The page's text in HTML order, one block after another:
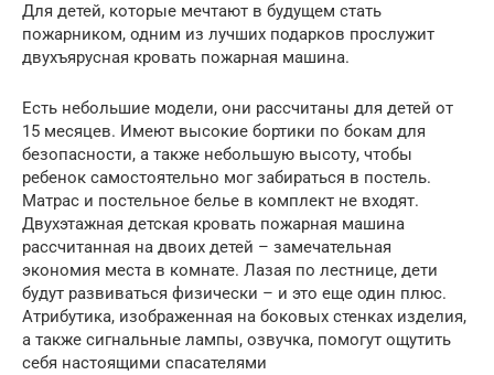
Для детей, которые мечтают в будущем стать
пожарником, одним из лучших подарков прослужит
двухъярусная кровать пожарная машина.
Есть небольшие модели, они рассчитаны для детей от
15 месяцев. Имеют высокие бортики по бокам для
безопасности, а также небольшую высоту, чтобы
ребенок самостоятельно мог забираться в постель.
Матрас и постельное белье в комплект не входят.
Двухэтажная детская кровать пожарная машина
рассчитанная на двоих детей – замечательная
экономия места в комнате. Лазая по лестнице, дети
будут развиваться физически – и это еще один плюс.
Атрибутика, изображенная на боковых стенках изделия,
а также сигнальные лампы, озвучка, помогут ощутить
себя настоящими спасателями